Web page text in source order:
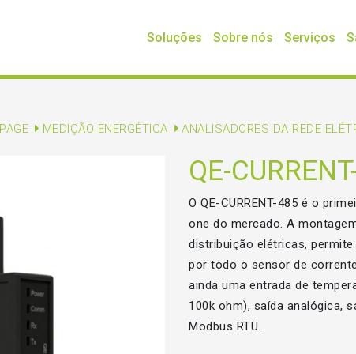
Soluções Sobre nós Serviços
MEDIÇÃO ENERGÉTICA ANALISADORES DA REDE
QE-
O QE-CURRENT-485 é o
one do mercado. A
distribuição elétricas,
por todo o sensor de corrente
ainda uma entrada de
100k ohm), saída analógica,
Modbus RTU.